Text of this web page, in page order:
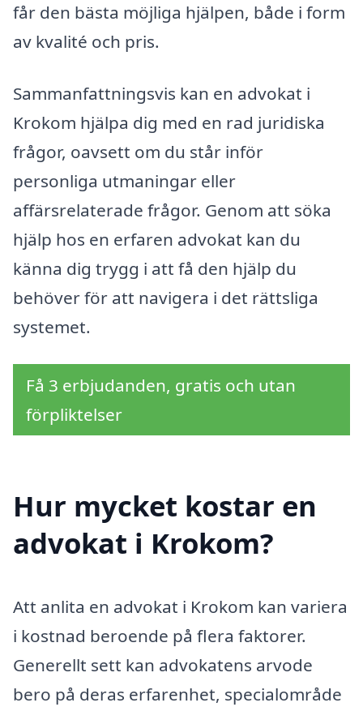
får den bästa möjliga hjälpen, både i form
av kvalité och pris.
Sammanfattningsvis kan en advokat i
Krokom hjälpa dig med en rad juridiska
frågor, oavsett om du står inför
personliga utmaningar eller
affärsrelaterade frågor. Genom att söka
hjälp hos en erfaren advokat kan du
känna dig trygg i att få den hjälp du
behöver för att navigera i det rättsliga
systemet.
Få 3 erbjudanden, gratis och utan
förpliktelser
Hur mycket kostar en
advokat i Krokom?
Att anlita en advokat i Krokom kan variera
i kostnad beroende på flera faktorer.
Generellt sett kan advokatens arvode
bero på deras erfarenhet, specialområde